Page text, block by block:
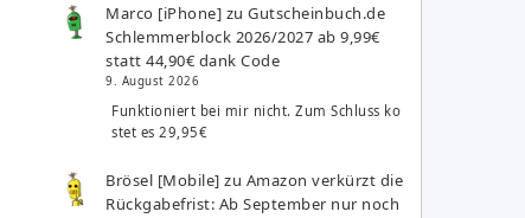
Marco [iPhone] zuGutscheinbuch.de
Schlemmerblock 2026/2027 ab 9,99€
statt 44,90€ dank Code
9. August 2026
Funktioniert bei mir nicht. Zum Schluss ko
stet es 29,95€
Brösel [Mobile] zu Amazon verkürzt die
Rückgabefrist: Ab September nur noch